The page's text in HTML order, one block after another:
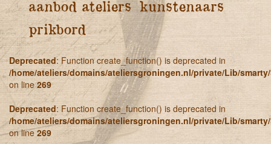
aanbod ateliers
kunstenaars
prikbord
Deprecated: Function create_function() is deprecated in
/home/ateliers/domains/ateliersgroningen.nl/private/Lib/
on line269
Deprecated: Function create_function() is deprecated in
/home/ateliers/domains/ateliersgroningen.nl/private/Lib/
on line269